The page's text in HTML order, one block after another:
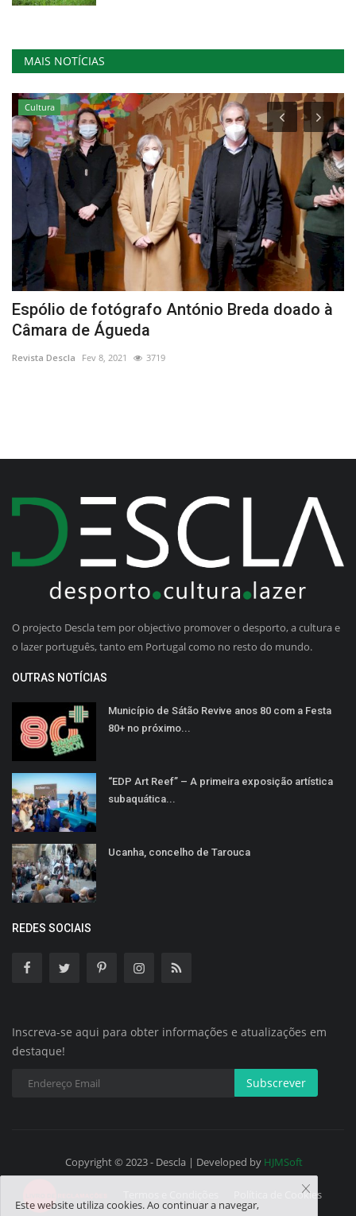
MAIS NOTÍCIAS
Cultura
Espólio de fotógrafo António Breda doado à
Câmara de Águeda
Revista Descla Fev 8, 2021 3719
O projecto Descla tem por objectivo promover o desporto, a cultura e
o lazer português, tanto em Portugal como no resto do mundo.
OUTRAS NOTÍCIAS
Município de Sátão Revive anos 80 com a Festa
80+ no próximo...
“EDP Art Reef” – A primeira exposição artística
subaquática...
Ucanha, concelho de Tarouca
REDES SOCIAIS
Inscreva-se aqui para obter informações e atualizações em
destaque!
Subscrever
Copyright © 2023 - Descla | Developed by HJMSoft
Política de Cookies
Este website utiliza cookies. Ao continuar a navegar,